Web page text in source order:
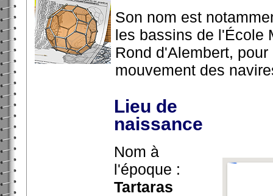
Son nom est
les bassins de l'École
Rond d'Alembert,
mouvement des
Lieu de
naissance
Nom à
l'époque :
Tartaras